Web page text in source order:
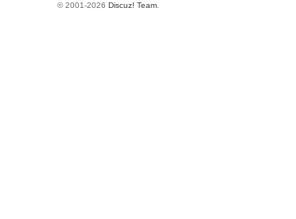
© 2001-2026 Discuz! Team